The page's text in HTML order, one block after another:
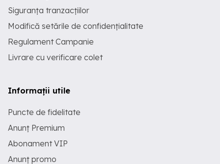
Siguranța tranzacțiilor
Modifică setările de confidențialitate
Regulament Campanie
Livrare cu verificare colet
Informații utile
Puncte de fidelitate
Anunț Premium
Abonament VIP
Anunț promo